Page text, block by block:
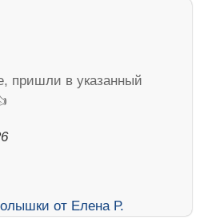
пришли в указанный